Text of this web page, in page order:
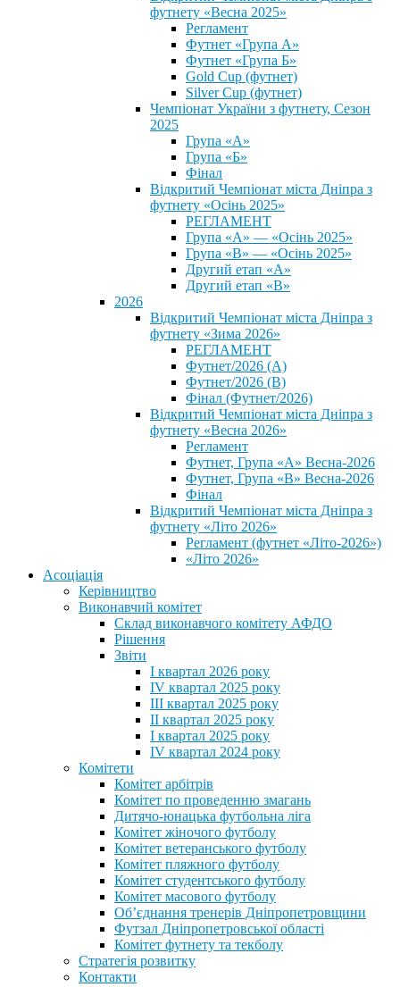
футнету «Весна 2025»
Регламент
Футнет «Група А»
Футнет «Група Б»
Gold Cup (футнет)
Silver Cup (футнет)
Чемпіонат України з футнету, Сезон
2025
Група «А»
Група «Б»
Фінал
Відкритий Чемпіонат міста Дніпра з
футнету «Осінь 2025»
РЕГЛАМЕНТ
Група «А» — «Осінь 2025»
Група «В» — «Осінь 2025»
Другий етап «А»
Другий етап «В»
2026
Відкритий Чемпіонат міста Дніпра з
футнету «Зима 2026»
РЕГЛАМЕНТ
Футнет/2026 (А)
Футнет/2026 (В)
Фінал (Футнет/2026)
Відкритий Чемпіонат міста Дніпра з
футнету «Весна 2026»
Регламент
Футнет, Група «А» Весна-2026
Футнет, Група «В» Весна-2026
Фінал
Відкритий Чемпіонат міста Дніпра з
футнету «Літо 2026»
Регламент (футнет «Літо-2026»)
«Літо 2026»
Асоціація
Керівництво
Виконавчий комітет
Склад виконавчого комітету АФДО
Рішення
Звіти
I квартал 2026 року
IV квартал 2025 року
III квартал 2025 року
II квартал 2025 року
I квартал 2025 року
IV квартал 2024 року
Комітети
Комітет арбітрів
Комітет по проведенню змагань
Дитячо-юнацька футбольна ліга
Комітет жіночого футболу
Комітет ветеранського футболу
Комітет пляжного футболу
Комітет студентського футболу
Комітет масового футболу
Обʼєднання тренерів Дніпропетровщини
Футзал Дніпропетровської області
Комітет футнету та текболу
Стратегія розвитку
Контакти